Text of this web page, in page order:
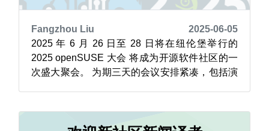
Fangzhou Liu
2025-06-05
2025 年 6 月 26 日至 28 日将在纽伦堡举行的
2025 openSUSE 大会 将成为开源软件社区的一
次盛大聚会。 为期三天的会议安排紧凑，包括演